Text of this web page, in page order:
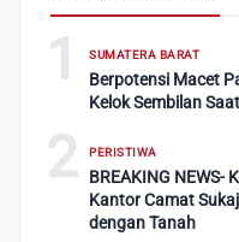
1 SUMATERA BARAT
Berpotensi Macet
Kelok Sembilan
2 PERISTIWA
BREAKING NEWS-
Kantor Camat
dengan Tanah